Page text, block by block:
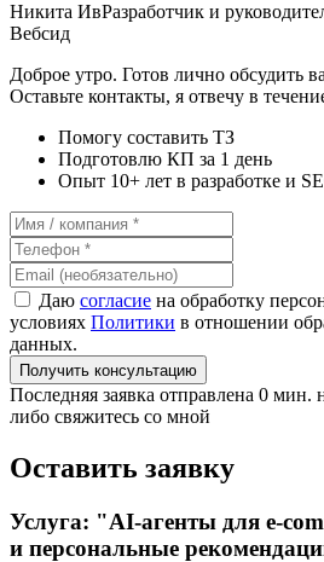
Никита ИвРазработчик и
Вебсид
Доброе утро. Готов лично обсудить
Оставьте контакты, я отвечу в
Помогу составить ТЗ
Подготовлю КП за 1 день
Опыт 10+ лет в разработке и
Даю согласие на обработку
условиях Политики в отношении
данных.
Получить консультацию
Последняя заявка отправлена 0 мин.
либо свяжитесь со мной
Оставить заявку
Услуга: "AI-агенты для e-
и персональные